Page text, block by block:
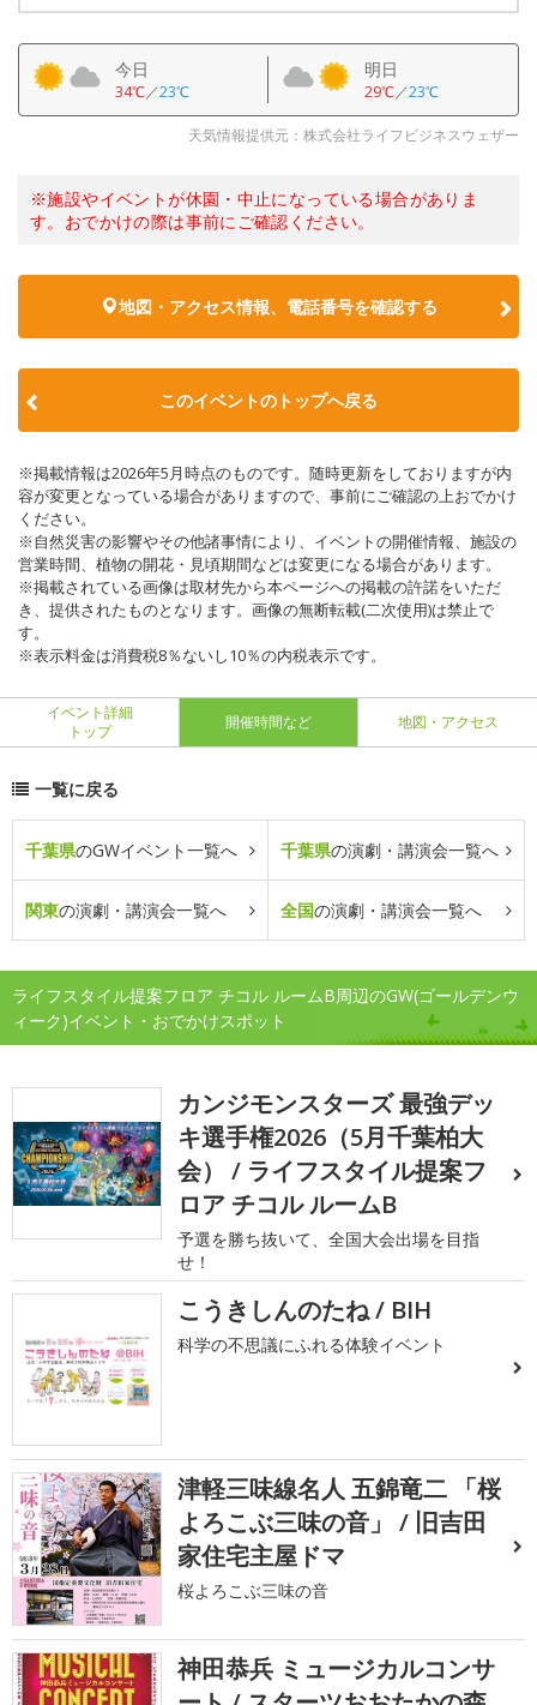
今日
34℃／23℃
明日
29℃／23℃
天気情報提供元：株式会社ライフビジネスウェザー
※施設やイベントが休園・中止になっている場合がありま
す。おでかけの際は事前にご確認ください。
地図・アクセス情報、電話番号を確認する
このイベントのトップへ戻る
※掲載情報は2026年5月時点のものです。随時更新をしておりますが内
容が変更となっている場合がありますので、事前にご確認の上おでかけ
ください。
※自然災害の影響やその他諸事情により、イベントの開催情報、施設の
営業時間、植物の開花・見頃期間などは変更になる場合があります。
※掲載されている画像は取材先から本ページへの掲載の許諾をいただ
き、提供されたものとなります。画像の無断転載(二次使用)は禁止で
す。
※表示料金は消費税8％ないし10％の内税表示です。
イベント詳細
トップ
開催時間など 地図・アクセス
一覧に戻る
千葉県のGWイベント一覧へ 千葉県の演劇・講演会一覧へ
関東の演劇・講演会一覧へ 全国の演劇・講演会一覧へ
ライフスタイル提案フロア チコル ルームB周辺のGW(ゴールデンウ
ィーク)イベント・おでかけスポット
カンジモンスターズ 最強デッ
キ選手権2026（5月千葉柏大
会） / ライフスタイル提案フ
ロア チコル ルームB
予選を勝ち抜いて、全国大会出場を目指
せ！
こうきしんのたね / BIH
科学の不思議にふれる体験イベント
津軽三味線名人 五錦竜二 「桜
よろこぶ三味の音」 / 旧吉田
家住宅主屋ドマ
桜よろこぶ三味の音
神田恭兵 ミュージカルコンサ